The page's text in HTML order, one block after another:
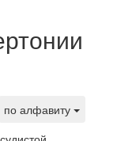
по алфавиту